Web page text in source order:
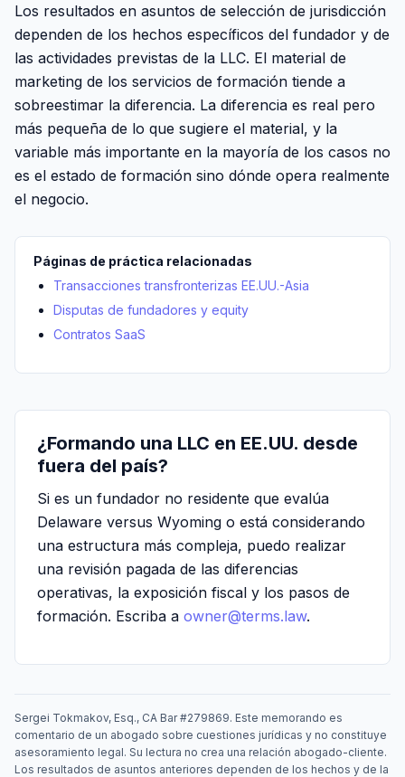
Los resultados en asuntos de selección de jurisdicción
dependen de los hechos específicos del fundador y de
las actividades previstas de la LLC. El material de
marketing de los servicios de formación tiende a
sobreestimar la diferencia. La diferencia es real pero
más pequeña de lo que sugiere el material, y la
variable más importante en la mayoría de los casos no
es el estado de formación sino dónde opera realmente
el negocio.
Páginas de práctica relacionadas
Transacciones transfronterizas EE.UU.-Asia
Disputas de fundadores y equity
Contratos SaaS
¿Formando una LLC en EE.UU. desde
fuera del país?
Si es un fundador no residente que evalúa
Delaware versus Wyoming o está considerando
una estructura más compleja, puedo realizar
una revisión pagada de las diferencias
operativas, la exposición fiscal y los pasos de
formación. Escriba a owner@terms.law.
Sergei Tokmakov, Esq., CA Bar #279869. Este memorando es
comentario de un abogado sobre cuestiones jurídicas y no constituye
asesoramiento legal. Su lectura no crea una relación abogado-cliente.
Los resultados de asuntos anteriores dependen de los hechos y de la